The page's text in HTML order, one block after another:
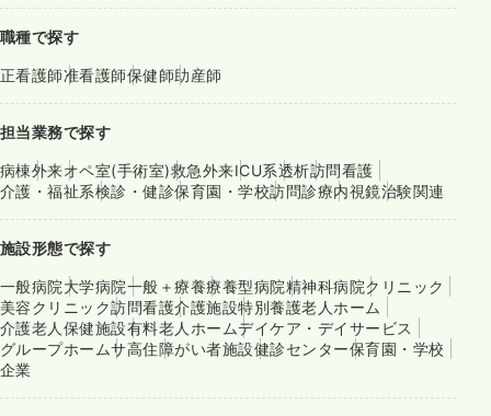
職種で探す
正看護師准看護師保健師助産師
担当業務で探す
病棟外来オペ室(手術室)救急外来ICU系透析訪問看護
介護・福祉系検診・健診保育園・学校訪問診療内視鏡治験関連
施設形態で探す
一般病院大学病院一般＋療養療養型病院精神科病院クリニック
美容クリニック訪問看護介護施設特別養護老人ホーム
介護老人保健施設有料老人ホームデイケア・デイサービス
グループホームサ高住障がい者施設健診センター保育園・学校
企業